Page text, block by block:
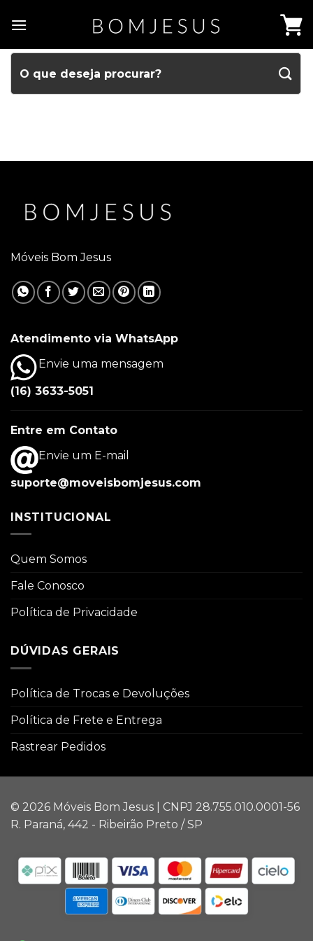
Móveis Bom Jesus
Atendimento via WhatsApp
Envie uma mensagem
(16) 3633-5051
Entre em Contato
Envie um E-mail
suporte@moveisbomjesus.com
INSTITUCIONAL
Quem Somos
Fale Conosco
Política de Privacidade
DÚVIDAS GERAIS
Política de Trocas e Devoluções
Política de Frete e Entrega
Rastrear Pedidos
© 2026 Móveis Bom Jesus | CNPJ 28.755.010.0001-56
R. Paraná, 442 - Ribeirão Preto / SP